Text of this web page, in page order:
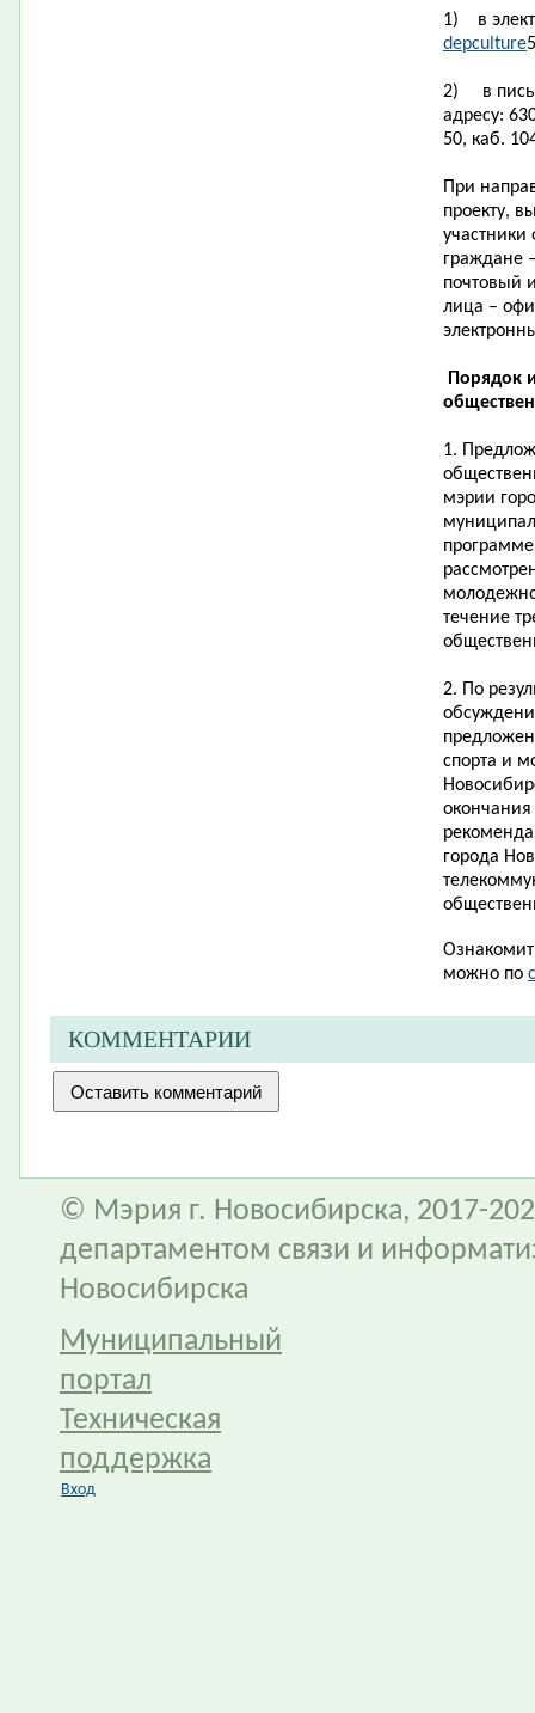
1)
в
depculture
2)
в
адресу:
50, каб.
При
проекту,
граждане
почтовый
лица –
Порядок
1.
мэрии
течение
2. По
спорта и
города
можно по
КОММЕНТАРИИ
© Мэрия г. Новосибирска, 2017-
департаментом связи и
Новосибирска
Муниципальный
портал
Техническая
поддержка
Вход